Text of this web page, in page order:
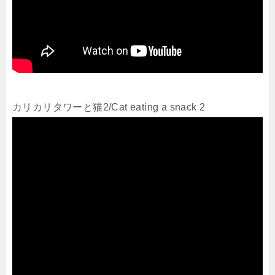
カリカリタワーと猫2/Cat eating a snack 2